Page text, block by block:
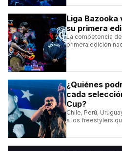
Liga
su primera
La competencia
primera edición
¿Quiénes
cada
Cup?
Chile, Perú,
a los freestylers